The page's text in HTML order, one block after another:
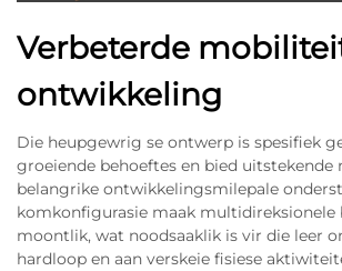
Verbeterde
ontwikkeling
Die heupgewrig se ontwerp is spesifiek
groeiende behoeftes en bied
belangrike ontwikkelingsmilepale
komkonfigurasie maak multidireksionele
moontlik, wat noodsaaklik is vir die leer
hardloop en aan verskeie fisiese